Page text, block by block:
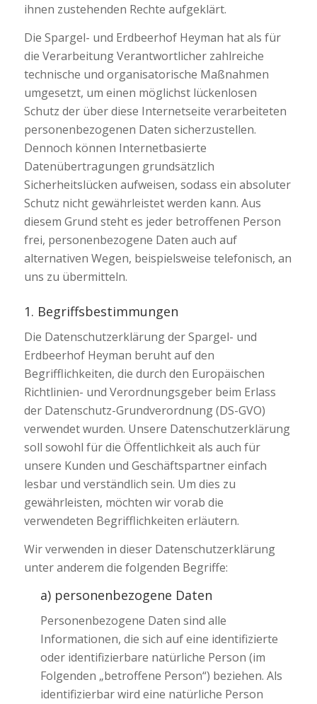
ihnen zustehenden Rechte aufgeklärt.
Die Spargel- und Erdbeerhof Heyman hat als für
die Verarbeitung Verantwortlicher zahlreiche
technische und organisatorische Maßnahmen
umgesetzt, um einen möglichst lückenlosen
Schutz der über diese Internetseite verarbeiteten
personenbezogenen Daten sicherzustellen.
Dennoch können Internetbasierte
Datenübertragungen grundsätzlich
Sicherheitslücken aufweisen, sodass ein absoluter
Schutz nicht gewährleistet werden kann. Aus
diesem Grund steht es jeder betroffenen Person
frei, personenbezogene Daten auch auf
alternativen Wegen, beispielsweise telefonisch, an
uns zu übermitteln.
1. Begriffsbestimmungen
Die Datenschutzerklärung der Spargel- und
Erdbeerhof Heyman beruht auf den
Begrifflichkeiten, die durch den Europäischen
Richtlinien- und Verordnungsgeber beim Erlass
der Datenschutz-Grundverordnung (DS-GVO)
verwendet wurden. Unsere Datenschutzerklärung
soll sowohl für die Öffentlichkeit als auch für
unsere Kunden und Geschäftspartner einfach
lesbar und verständlich sein. Um dies zu
gewährleisten, möchten wir vorab die
verwendeten Begrifflichkeiten erläutern.
Wir verwenden in dieser Datenschutzerklärung
unter anderem die folgenden Begriffe:
a) personenbezogene Daten
Personenbezogene Daten sind alle
Informationen, die sich auf eine identifizierte
oder identifizierbare natürliche Person (im
Folgenden „betroffene Person“) beziehen. Als
identifizierbar wird eine natürliche Person